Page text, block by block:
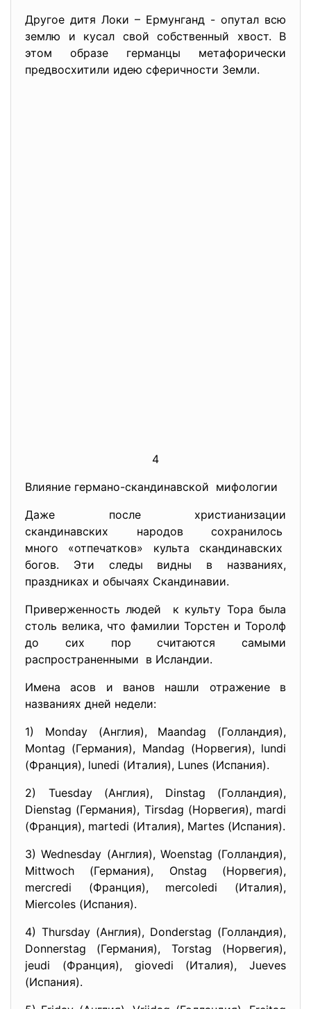
Другое дитя Локи – Ермунганд - опутал всю
землю и кусал свой собственный хвост. В
этом образе германцы метафорически
предвосхитили идею сферичности Земли.
4
Влияние германо-скандинавской мифологии
Даже после христианизации
скандинавских народов сохранилось
много «отпечатков» культа скандинавских
богов. Эти следы видны в названиях,
праздниках и обычаях Скандинавии.
Приверженность людей к культу Тора была
столь велика, что фамилии Торстен и Торолф
до сих пор считаются самыми
распространенными в Исландии.
Имена асов и ванов нашли отражение в
названиях дней недели:
1) Monday (Англия), Maandag (Голландия),
Montag (Германия), Mandag (Норвегия), lundi
(Франция), lunedi (Италия), Lunes (Испания).
2) Tuesday (Англия), Dinstag (Голландия),
Dienstag (Германия), Tirsdag (Норвегия), mardi
(Франция), martedi (Италия), Martes (Испания).
3) Wednesday (Англия), Woenstag (Голландия),
Mittwoch (Германия), Onstag (Норвегия),
mercredi (Франция), mercoledi (Италия),
Miercoles (Испания).
4) Thursday (Англия), Donderstag (Голландия),
Donnerstag (Германия), Torstag (Норвегия),
jeudi (Франция), giovedi (Италия), Jueves
(Испания).